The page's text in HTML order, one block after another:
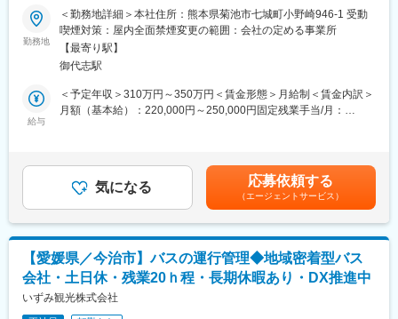
■教育体制
本社や先輩社員のサポートのもと、OJT中心で実践的に業務を習
得しながらスキルアップが可能です。
■就業環境
更衣室完備、車通勤も可能な快適な職場環境です。
■想定されるキャリアパス
変更の範囲：会社の定める業務
なります。
従業員専用の無料駐車場を完備。マイカー通勤可能です。腰を据
えて働けます。
■仕事内容
安全で確実な運行を行う当社にて運行管理者をお任せします。具
体的には、本社で管理する約30台のバスの運行状況を把握し、乗
務員が安心して出庫できるよう点呼や指示書作成などのサポート
■業務内容
・点呼、アルコールチェック、乗務員の詳細な健康状態の確認、
日報入力管理
・新人OJT（点呼・指示書作成、関係法令に関する指導）の実施
・運行遅延や事故、ヒヤリハットデータの収集と原因分析
・行政対応（監査・報告）
勤務地
＜勤務地詳細＞本社住所：熊本県菊池市七城町小野崎946-1 受動
喫煙対策：屋内全面禁煙変更の範囲：会社の定める事業所
【最寄り駅】
御代志駅
給与
＜予定年収＞310万円～350万円＜賃金形態＞月給制＜賃金内訳＞
月額（基本給）：220,000円～250,000円固定残業手当/月：
賞与：年2回（計2ヶ月分）■昇給：年1回賃金はあくまでも目安の
金額であり、選考を通じて上下する可能性があります。月給(月額)
は固定手当を含めた表記です。
気になる 応募依頼する
（エージェントサービス）
【愛媛県／今治市】バスの運行管理◆地域密着型バス
会社・土日休・残業20ｈ程・長期休暇あり・DX推進中
いずみ観光株式会社